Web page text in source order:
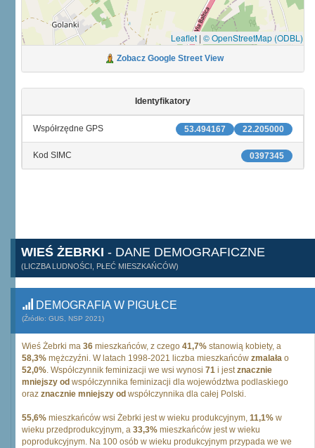
Leaflet | © OpenStreetMap (ODBL)
Zobacz Google Street View
Identyfikatory
22.205000
53.494167
Współrzędne GPS
0397345
Kod SIMC
WIEŚ ŻEBRKI - DANE DEMOGRAFICZNE
(LICZBA LUDNOŚCI, PŁEĆ MIESZKAŃCÓW)
DEMOGRAFIA W PIGUŁCE
(Źródło: GUS, NSP 2021)
Wieś Żebrki ma 36 mieszkańców, z czego 41,7% stanowią kobiety, a
58,3% mężczyźni. W latach 1998-2021 liczba mieszkańców zmalała o
52,0%. Współczynnik feminizacji we wsi wynosi 71 i jestznacznie
mniejszy od współczynnika feminizacji dla województwa podlaskiego
oraz znacznie mniejszy od współczynnika dla całej Polski.
55,6% mieszkańców wsi Żebrki jest w wieku produkcyjnym, 11,1% w
wieku przedprodukcyjnym, a 33,3% mieszkańców jest w wieku
poprodukcyjnym. Na 100 osób w wieku produkcyjnym przypada we we